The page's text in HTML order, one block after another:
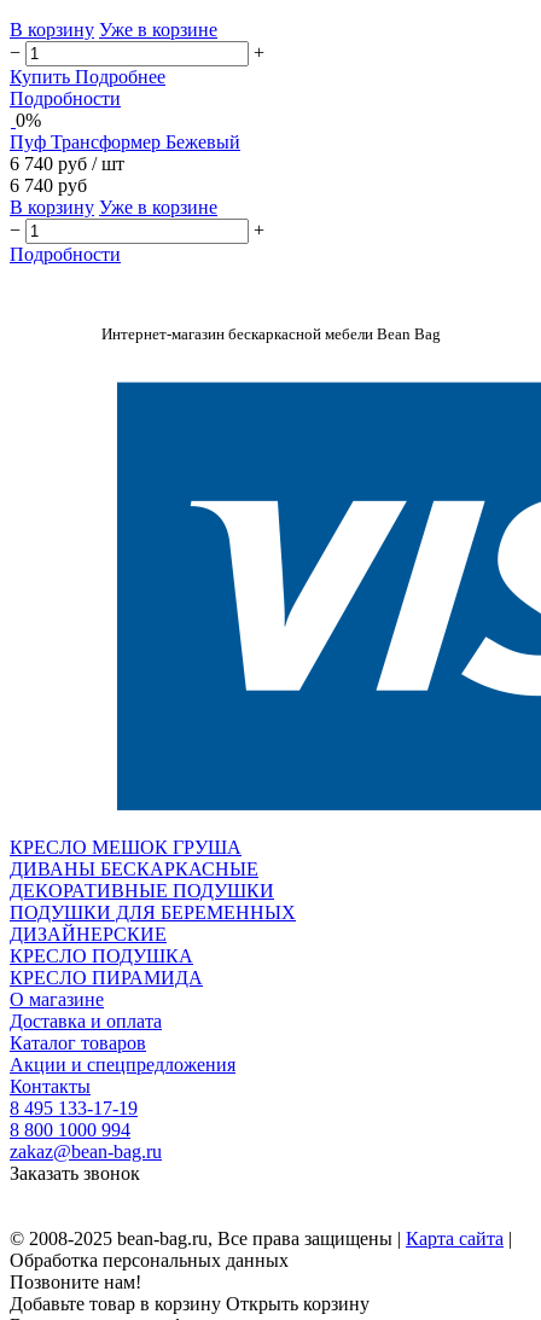
В корзину Уже в корзине
−
+
Купить Подробнее
Подробности
0%
Пуф Трансформер Бежевый
6 740 руб / шт
6 740 руб
В корзину Уже в корзине
−
+
Подробности
Интернет-магазин бескаркасной мебели Bean Bag
КРЕСЛО МЕШОК ГРУША
ДИВАНЫ БЕСКАРКАСНЫЕ
ДЕКОРАТИВНЫЕ ПОДУШКИ
ПОДУШКИ ДЛЯ БЕРЕМЕННЫХ
ДИЗАЙНЕРСКИЕ
КРЕСЛО ПОДУШКА
КРЕСЛО ПИРАМИДА
О магазине
Доставка и оплата
Каталог товаров
Акции и спецпредложения
Контакты
8 495 133-17-19
8 800 1000 994
zakaz@bean-bag.ru
Заказать звонок
© 2008-2025 bean-bag.ru, Все права защищены | Карта сайта |
Обработка персональных данных
Позвоните нам!
Добавьте товар в корзину Открыть корзину